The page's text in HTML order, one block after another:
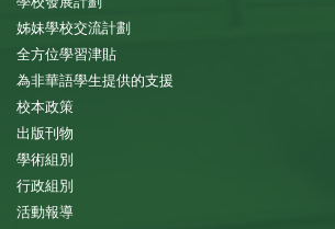
姊妹學校交流計劃
全方位學習津貼
為非華語學生提供的支援
校本政策
出版刊物
學術組別
行政組別
活動報導